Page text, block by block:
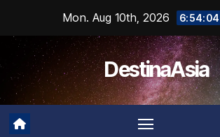
content
Mon. Aug 10th, 2026 6:54:05
DestinaAsia